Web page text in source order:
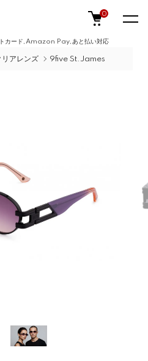
トカード,Amazon Pay,あと払い対応
0
アレンズ 9five St.James